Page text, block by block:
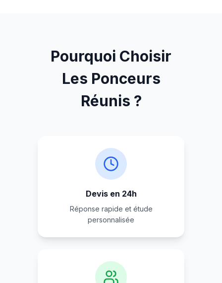
Pourquoi Choisir
Les Ponceurs
Réunis ?
Devis en 24h
Réponse rapide et étude
personnalisée